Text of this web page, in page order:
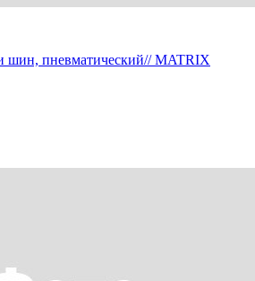
шин, пневматический// MATRIX